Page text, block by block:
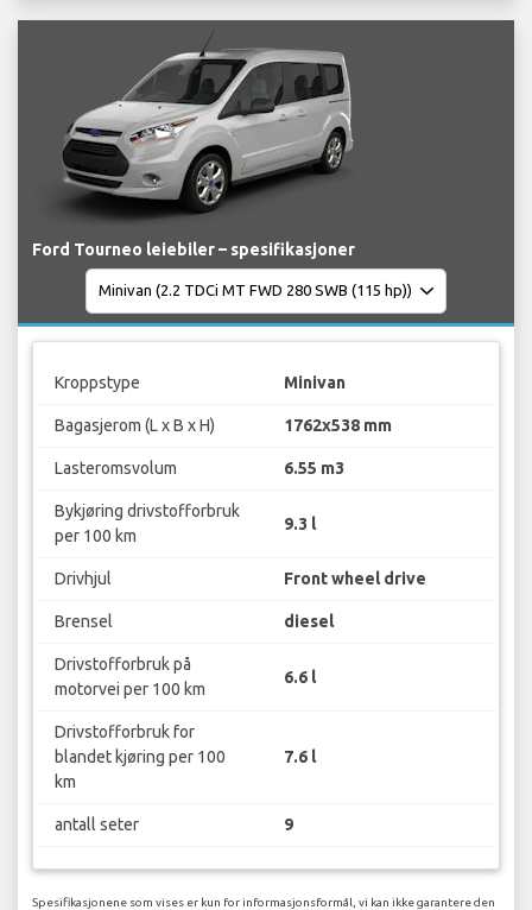
Ford Tourneo leiebiler – spesifikasjoner
Kroppstype Minivan
Bagasjerom (L x B x H) 1762x538 mm
Lasteromsvolum 6.55 m3
Bykjøring drivstofforbruk
per 100 km
9.3 l
Drivhjul Front wheel drive
Brensel diesel
Drivstofforbruk på
motorvei per 100 km
6.6 l
Drivstofforbruk for
blandet kjøring per 100
km
7.6 l
antall seter 9
Spesifikasjonene som vises er kun for informasjonsformål, vi kan ikke garantere den